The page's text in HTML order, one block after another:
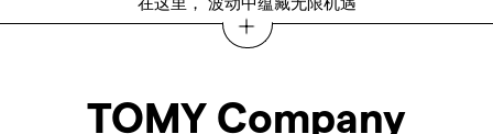
TOMY Company